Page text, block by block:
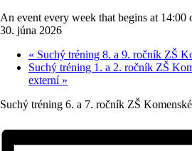
An event every week that begins at 14:00
30. júna 2026
« Suchý tréning 8. a 9. ročník ZŠ
Suchý tréning 1. a 2. ročník ZŠ
externí »
Suchý tréning 6. a 7. ročník ZŠ